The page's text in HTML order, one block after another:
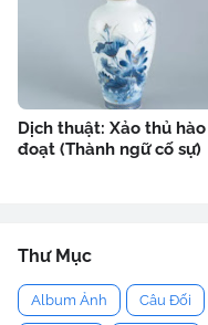
Dịch thuật: Xảo thủ hào
đoạt (Thành ngữ cố sự)
Thư Mục
Album Ảnh Câu Đối